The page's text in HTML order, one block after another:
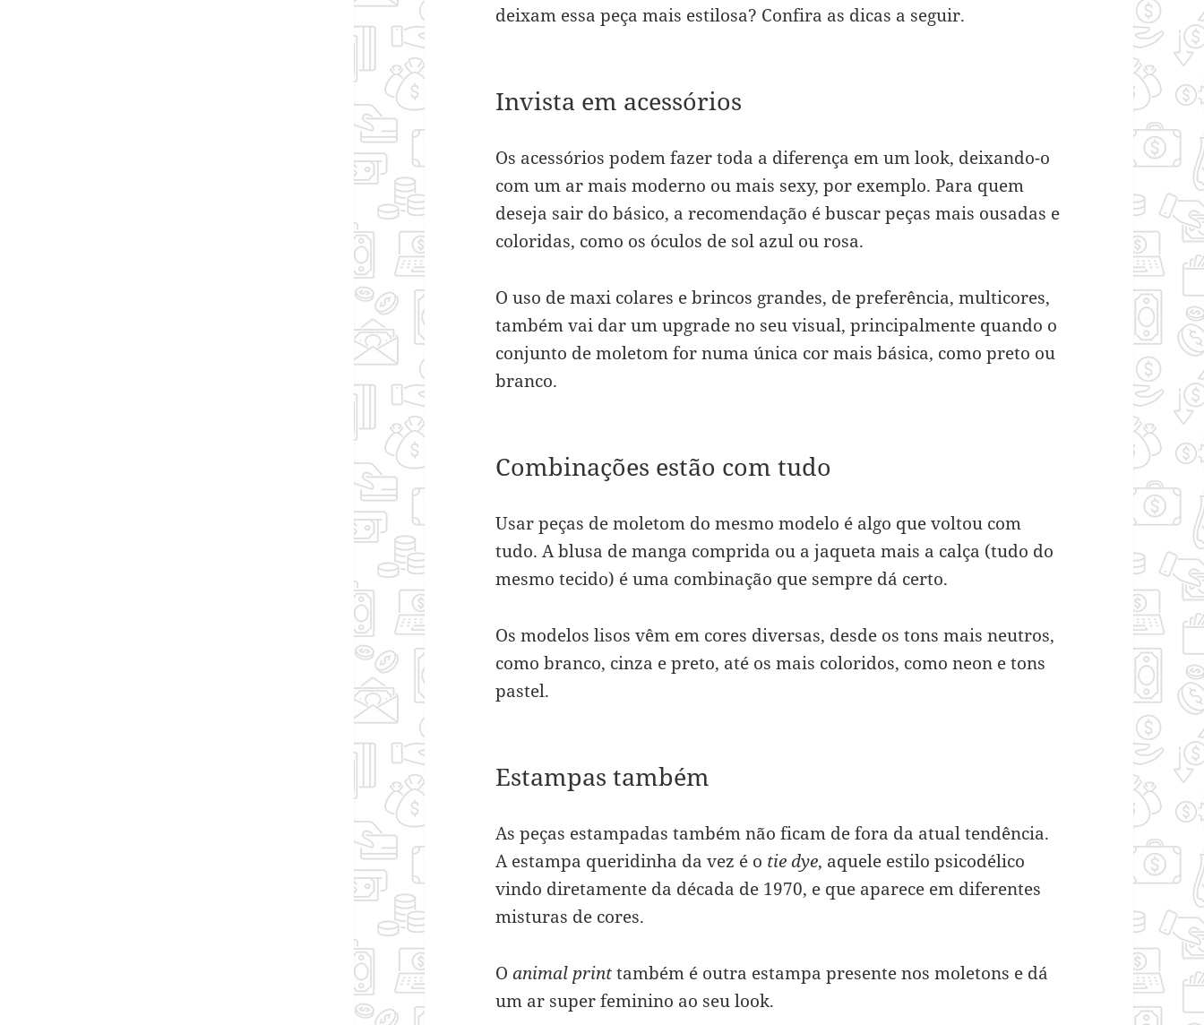
deixam essa peça mais estilosa? Confira as dicas a seguir.
Invista em acessórios
Os acessórios podem fazer toda a diferença em um look, deixando-o
com um ar mais moderno ou mais sexy, por exemplo. Para quem
deseja sair do básico, a recomendação é buscar peças mais ousadas e
coloridas, como os óculos de sol azul ou rosa.
O uso de maxi colares e brincos grandes, de preferência, multicores,
também vai dar um upgrade no seu visual, principalmente quando o
conjunto de moletom for numa única cor mais básica, como preto ou
branco.
Combinações estão com tudo
Usar peças de moletom do mesmo modelo é algo que voltou com
tudo. A blusa de manga comprida ou a jaqueta mais a calça (tudo do
mesmo tecido) é uma combinação que sempre dá certo.
Os modelos lisos vêm em cores diversas, desde os tons mais neutros,
como branco, cinza e preto, até os mais coloridos, como neon e tons
pastel.
Estampas também
As peças estampadas também não ficam de fora da atual tendência.
A estampa queridinha da vez é o tie dye, aquele estilo psicodélico
vindo diretamente da década de 1970, e que aparece em diferentes
misturas de cores.
Oanimal printtambém é outra estampa presente nos moletons e dá
um ar super feminino ao seu look.